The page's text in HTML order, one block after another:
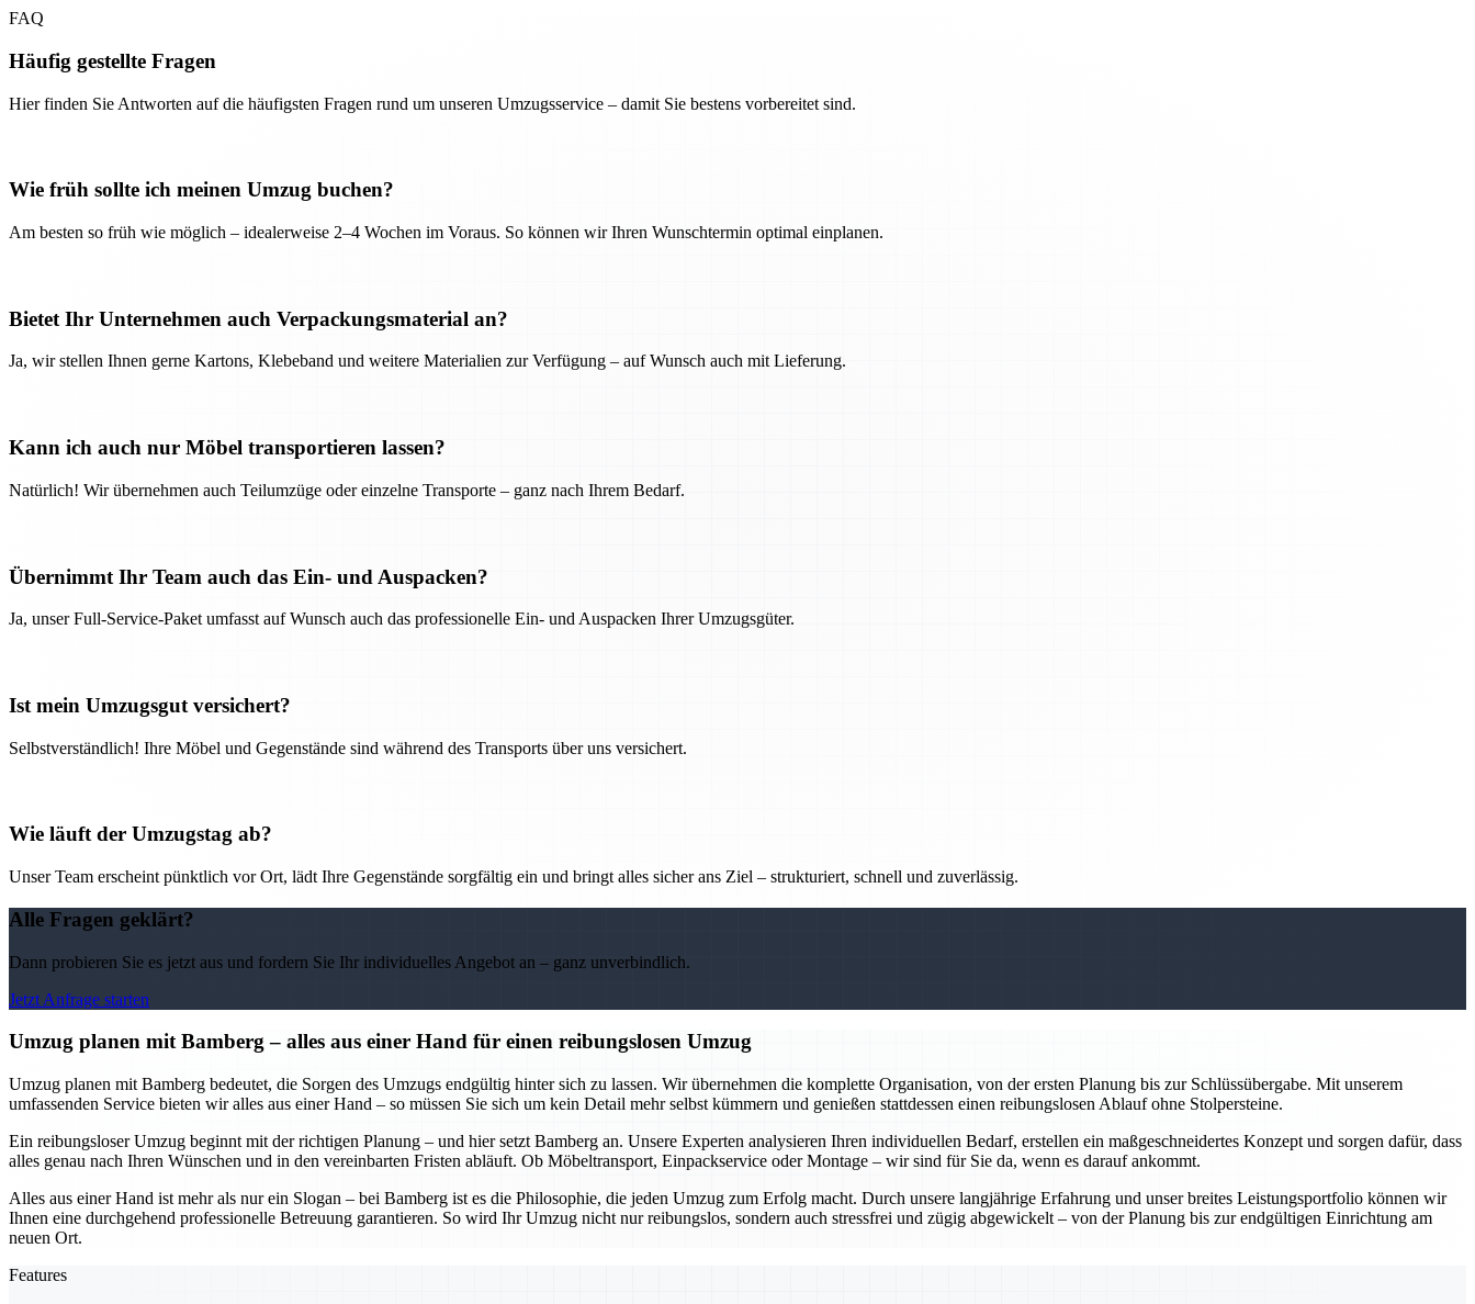
FAQ
Häufig gestellte Fragen
Hier finden Sie Antworten auf die häufigsten Fragen rund um unseren Umzugsservice – damit Sie bestens vorbereitet sind.
Wie früh sollte ich meinen Umzug buchen?
Am besten so früh wie möglich – idealerweise 2–4 Wochen im Voraus. So können wir Ihren Wunschtermin optimal einplanen.
Bietet Ihr Unternehmen auch Verpackungsmaterial an?
Ja, wir stellen Ihnen gerne Kartons, Klebeband und weitere Materialien zur Verfügung – auf Wunsch auch mit Lieferung.
Kann ich auch nur Möbel transportieren lassen?
Natürlich! Wir übernehmen auch Teilumzüge oder einzelne Transporte – ganz nach Ihrem Bedarf.
Übernimmt Ihr Team auch das Ein- und Auspacken?
Ja, unser Full-Service-Paket umfasst auf Wunsch auch das professionelle Ein- und Auspacken Ihrer Umzugsgüter.
Ist mein Umzugsgut versichert?
Selbstverständlich! Ihre Möbel und Gegenstände sind während des Transports über uns versichert.
Wie läuft der Umzugstag ab?
Unser Team erscheint pünktlich vor Ort, lädt Ihre Gegenstände sorgfältig ein und bringt alles sicher ans Ziel – strukturiert, schnell und zuverlässig.
Alle Fragen geklärt?
Dann probieren Sie es jetzt aus und fordern Sie Ihr individuelles Angebot an – ganz unverbindlich.
Jetzt Anfrage starten
Umzug planen mit Bamberg – alles aus einer Hand für einen reibungslosen Umzug
Umzug planen mit Bamberg bedeutet, die Sorgen des Umzugs endgültig hinter sich zu lassen. Wir übernehmen die komplette Organisation, von der ersten Planung bis zur Schlüssübergabe. Mit unserem
umfassenden Service bieten wir alles aus einer Hand – so müssen Sie sich um kein Detail mehr selbst kümmern und genießen stattdessen einen reibungslosen Ablauf ohne Stolpersteine.
Ein reibungsloser Umzug beginnt mit der richtigen Planung – und hier setzt Bamberg an. Unsere Experten analysieren Ihren individuellen Bedarf, erstellen ein maßgeschneidertes Konzept und sorgen dafür, dass
alles genau nach Ihren Wünschen und in den vereinbarten Fristen abläuft. Ob Möbeltransport, Einpackservice oder Montage – wir sind für Sie da, wenn es darauf ankommt.
Alles aus einer Hand ist mehr als nur ein Slogan – bei Bamberg ist es die Philosophie, die jeden Umzug zum Erfolg macht. Durch unsere langjährige Erfahrung und unser breites Leistungsportfolio können wir
Ihnen eine durchgehend professionelle Betreuung garantieren. So wird Ihr Umzug nicht nur reibungslos, sondern auch stressfrei und zügig abgewickelt – von der Planung bis zur endgültigen Einrichtung am
neuen Ort.
Features